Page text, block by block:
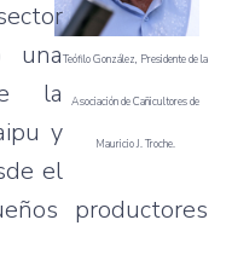
TeófiloGonzález, Presidentede la
AsociacióndeCañicultoresde
Mauricio J. Troche.
una
la
y
el
productores